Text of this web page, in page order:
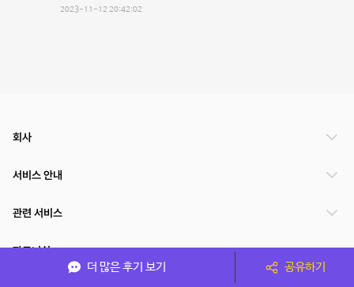
2023-11-12 20:42:02
더 많은 후기 보기 공유하기
회사
서비스 안내
관련 서비스
파트너쉽